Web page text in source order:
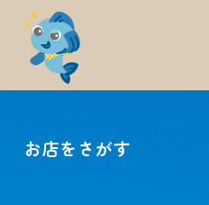
お店をさがす